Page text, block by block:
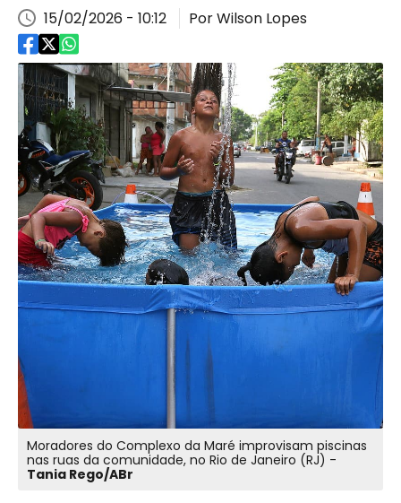
15/02/2026 - 10:12 Por Wilson Lopes
Moradores do Complexo da Maré improvisam piscinas
nas ruas da comunidade, no Rio de Janeiro (RJ) -
Tania Rego/ABr